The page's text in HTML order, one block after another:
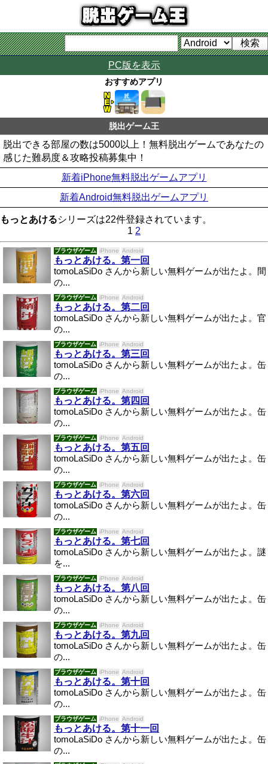
PC版を表示
おすすめアプリ
脱出ゲーム王
脱出できる部屋の数は5000以上！無料脱出ゲームであなたの
感じた難易度＆攻略投稿募集中！
新着iPhone無料脱出ゲームアプリ
新着Android無料脱出ゲームアプリ
もっとあけるシリーズは22件登録されています。
1 2
ブラウザゲーム iPhone Android
もっとあける。第一回
tomoLaSiDo さんから新しい無料ゲームが出たよ。間
の...
ブラウザゲーム iPhone Android
もっとあける。第二回
tomoLaSiDo さんから新しい無料ゲームが出たよ。官
の...
ブラウザゲーム iPhone Android
もっとあける。第三回
tomoLaSiDo さんから新しい無料ゲームが出たよ。缶
の...
ブラウザゲーム iPhone Android
もっとあける。第四回
tomoLaSiDo さんから新しい無料ゲームが出たよ。缶
の...
ブラウザゲーム iPhone Android
もっとあける。第五回
tomoLaSiDo さんから新しい無料ゲームが出たよ。缶
の...
ブラウザゲーム iPhone Android
もっとあける。第六回
tomoLaSiDo さんから新しい無料ゲームが出たよ。缶
の...
ブラウザゲーム iPhone Android
もっとあける。第七回
tomoLaSiDo さんから新しい無料ゲームが出たよ。謎
を...
ブラウザゲーム iPhone Android
もっとあける。第八回
tomoLaSiDo さんから新しい無料ゲームが出たよ。缶
の...
ブラウザゲーム iPhone Android
もっとあける。第九回
tomoLaSiDo さんから新しい無料ゲームが出たよ。缶
の...
ブラウザゲーム iPhone Android
もっとあける。第十回
tomoLaSiDo さんから新しい無料ゲームが出たよ。缶
の...
ブラウザゲーム iPhone Android
もっとあける。第十一回
tomoLaSiDo さんから新しい無料ゲームが出たよ。缶
の...